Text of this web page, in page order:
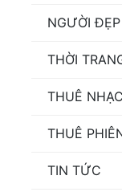
NGƯỜI ĐẸP
THỜI
THUÊ
THUÊ
TIN TỨC